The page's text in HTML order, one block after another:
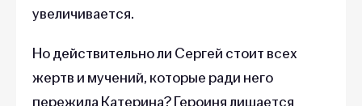
увеличивается.
Но действительно ли Сергей стоит всех
жертв и мучений, которые ради него
пережила Катерина? Героиня лишается